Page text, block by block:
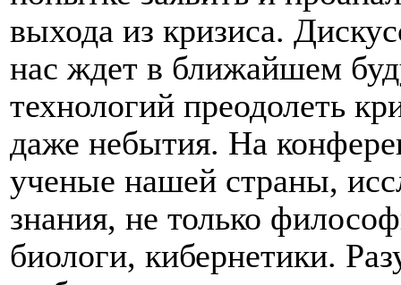
выхода из кризиса.
нас ждет в ближайшем
технологий преодолеть
даже небытия. На
ученые нашей страны,
знания, не только
биологи, кибернетики.